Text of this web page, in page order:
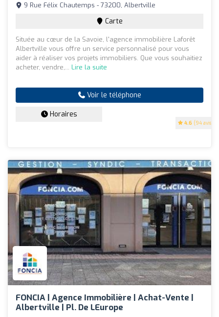
4.6 (94 avis)
9 Rue Félix Chautemps - 73200, Albertville
Carte
Située au cœur de la Savoie, l'agence immobilière Laforêt
Albertville vous offre un service personnalisé pour vous
aider à réaliser vos projets immobiliers. Que vous souhaitiez
acheter, vendre,... Lire la suite
Voir le téléphone
Horaires
FONCIA | Agence Immobilière | Achat-Vente |
Albertville | Pl. De LEurope